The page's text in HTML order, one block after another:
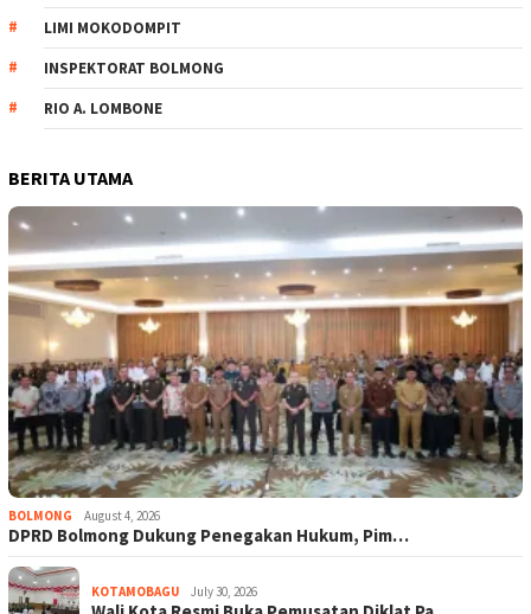
LIMI MOKODOMPIT
INSPEKTORAT BOLMONG
RIO A. LOMBONE
BERITA UTAMA
BOLMONG August 4, 2026
DPRD Bolmong Dukung Penegakan Hukum, Pim…
KOTAMOBAGU July 30, 2026